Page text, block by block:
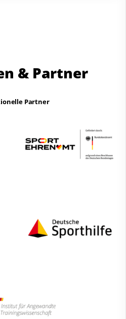
& Partner
Partner